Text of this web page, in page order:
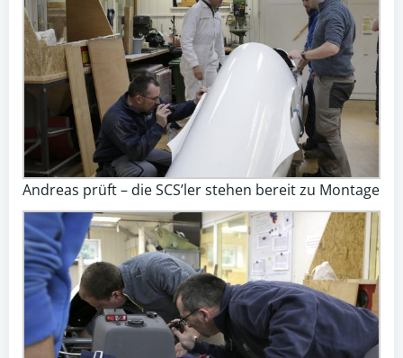
Andreas prüft – die SCS’ler stehen bereit zu Montage